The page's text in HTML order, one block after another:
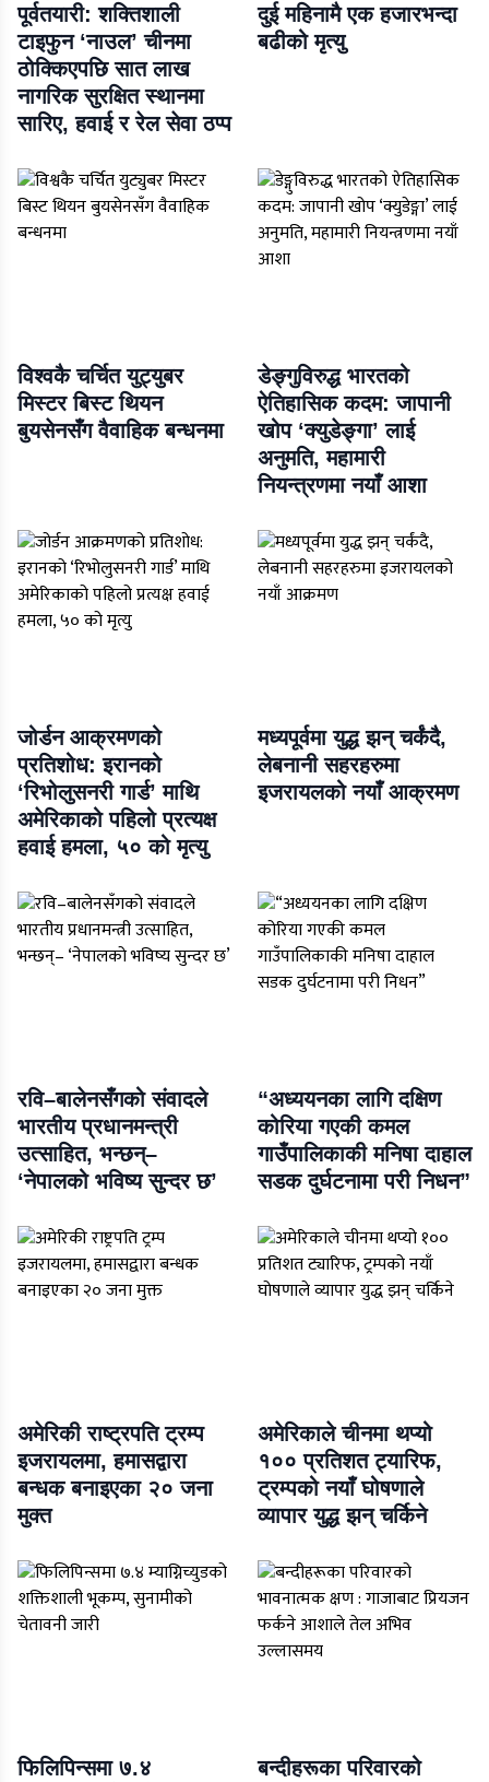
पूर्वतयारी: शक्तिशाली
टाइफुन ‘नाउल’ चीनमा
ठोक्किएपछि सात लाख
नागरिक सुरक्षित स्थानमा
सारिए, हवाई र रेल सेवा ठप्प
दुई महिनामै एक हजारभन्दा
बढीको मृत्यु
विश्वकै चर्चित युट्युबर
मिस्टर बिस्ट थियन
बुयसेनसँग वैवाहिक बन्धनमा
डेङ्गुविरुद्ध भारतको
ऐतिहासिक कदम: जापानी
खोप ‘क्युडेङ्गा’ लाई
अनुमति, महामारी
नियन्त्रणमा नयाँ आशा
जोर्डन आक्रमणको
प्रतिशोध: इरानको
‘रिभोलुसनरी गार्ड’ माथि
अमेरिकाको पहिलो प्रत्यक्ष
हवाई हमला, ५० को मृत्यु
मध्यपूर्वमा युद्ध झन् चर्कंदै,
लेबनानी सहरहरुमा
इजरायलको नयाँ आक्रमण
रवि–बालेनसँगको संवादले
भारतीय प्रधानमन्त्री
उत्साहित, भन्छन्–
‘नेपालको भविष्य सुन्दर छ’
“अध्ययनका लागि दक्षिण
कोरिया गएकी कमल
गाउँपालिकाकी मनिषा दाहाल
सडक दुर्घटनामा परी निधन”
अमेरिकी राष्ट्रपति ट्रम्प
इजरायलमा, हमासद्वारा
बन्धक बनाइएका २० जना
मुक्त
अमेरिकाले चीनमा थप्यो
१०० प्रतिशत ट्यारिफ,
ट्रम्पको नयाँ घोषणाले
व्यापार युद्ध झन् चर्किने
फिलिपिन्समा ७.४
बन्दीहरूका परिवारको